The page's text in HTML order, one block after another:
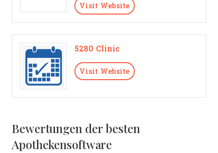
Visit Website
5280 Clinic
Visit Website
Bewertungen der besten
Apothekensoftware